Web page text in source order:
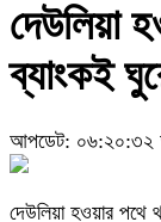
দেউলিয়া
ব্যাংকই
আপডেট: ০৬:২০:৩২
দেউলিয়া হওয়ার পথে